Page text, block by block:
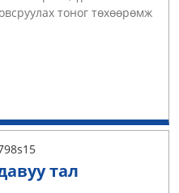
тоног төхөөрөмж
тал